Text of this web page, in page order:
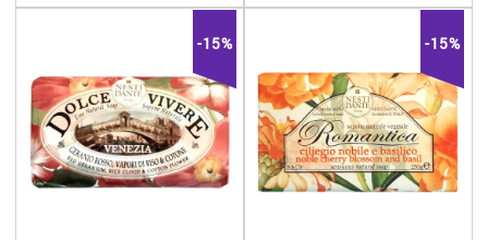
-15% -15%